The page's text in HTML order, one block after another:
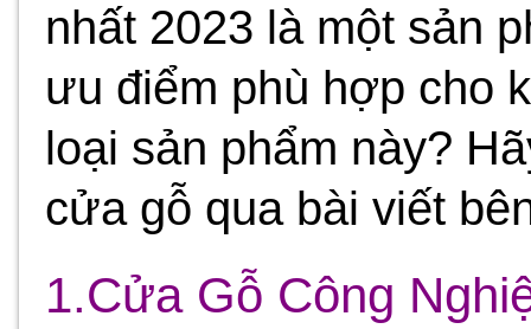
nhất 2023 là một sản
ưu điểm phù hợp cho
loại sản phẩm này?
cửa gỗ qua bài viết
1.Cửa Gỗ Công